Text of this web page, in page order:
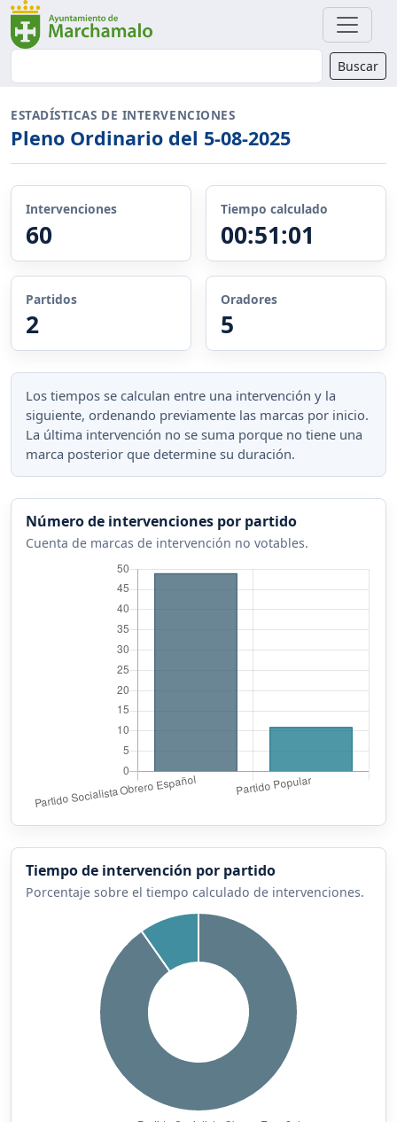
Buscador Buscar
ESTADÍSTICAS DE INTERVENCIONES
Pleno Ordinario del 5-08-2025
Intervenciones
60
Tiempo calculado
00:51:01
Partidos
2
Oradores
5
Los tiempos se calculan entre una intervención y la
siguiente, ordenando previamente las marcas por inicio.
La última intervención no se suma porque no tiene una
marca posterior que determine su duración.
Número de intervenciones por partido
Cuenta de marcas de intervención no votables.
Tiempo de intervención por partido
Porcentaje sobre el tiempo calculado de intervenciones.